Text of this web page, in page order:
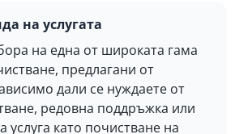
на услугата
на една от широката гама
предлагани от
дали се нуждаете от
редовна поддръжка или
услуга като почистване на